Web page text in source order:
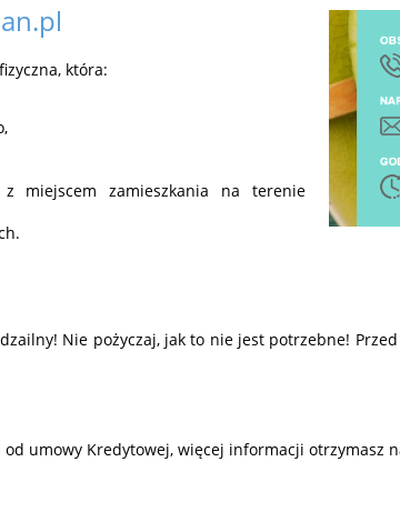
która:
z miejscem zamieszkania na terenie
Nie pożyczaj, jak to nie jest potrzebne!
umowy Kredytowej, więcej informacji otrzymasz